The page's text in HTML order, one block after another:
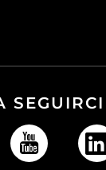
SEGUIRCI